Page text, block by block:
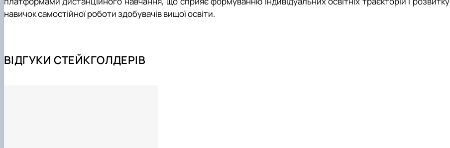
біобезпеки.
навичок самостійної роботи здобувачів вищої освіти.
ВІДГУКИ СТЕЙКГОЛДЕРІВ